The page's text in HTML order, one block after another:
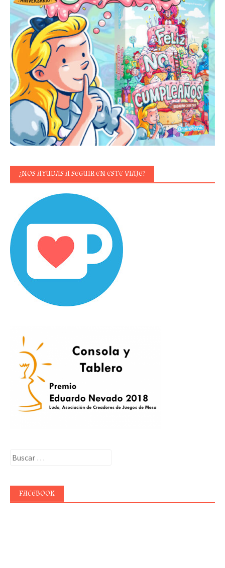
¿NOS AYUDAS A SEGUIR EN ESTE VIAJE?
Buscar:
FACEBOOK